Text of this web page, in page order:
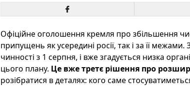
Офіційне оголошення кремля про збільшення
припущень як усередині росії, так і за її
чинності з 1 серпня, і вже згадується низка
цього плану. Це вже третє рішення про
розібратися в деталях: кого саме